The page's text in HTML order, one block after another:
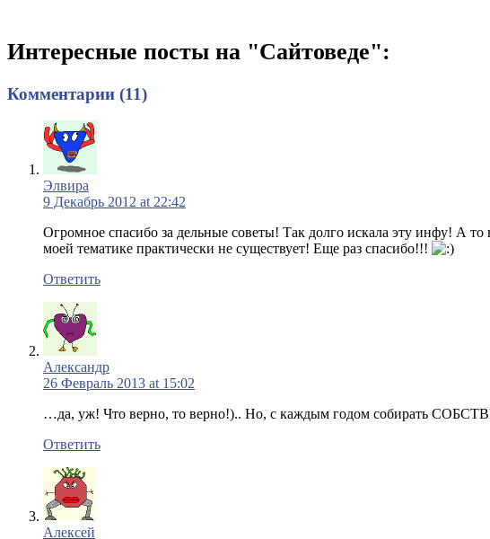
Интересные посты на "Сайтоведе":
Комментарии (11)
Элвира
9 Декабрь 2012 at 22:42
Огромное спасибо за дельные советы! Так долго искала эту инфу! А
моей тематике практически не существует! Еще раз спасибо!!!
Ответить
Александр
26 Февраль 2013 at 15:02
…да, уж! Что верно, то верно!).. Но, с каждым годом собирать
Ответить
Алексей